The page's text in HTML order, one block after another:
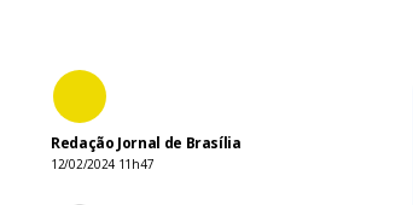
Redação Jornal de Brasília
12/02/2024 11h47